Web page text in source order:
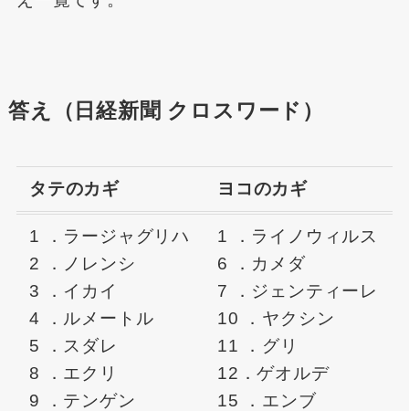
答え（日経新聞 クロスワード）
タテのカギ ヨコのカギ
1 ．ラージャグリハ
2 ．ノレンシ
3 ．イカイ
4 ．ルメートル
5 ．スダレ
8 ．エクリ
9 ．テンゲン
1 ．ライノウィルス
6 ．カメダ
7 ．ジェンティーレ
10 ．ヤクシン
11 ．グリ
12．ゲオルデ
15 ．エンブ